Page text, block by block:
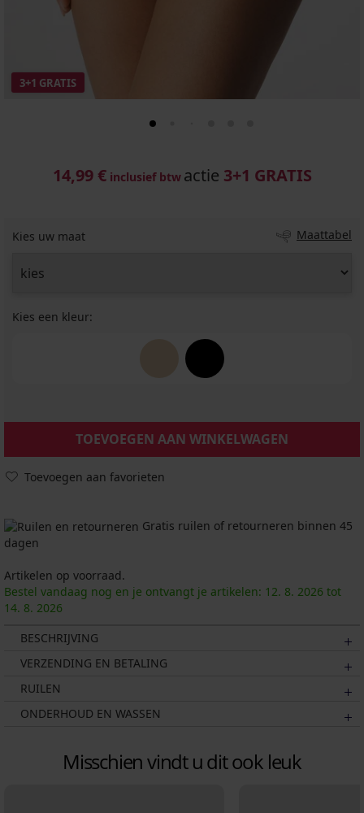
3+1 GRATIS
14,99 € inclusief btw actie 3+1 GRATIS
Kies uw maat Maattabel
Kies een kleur:
TOEVOEGEN AAN WINKELWAGEN
Toevoegen aan favorieten
Gratis ruilen of retourneren binnen 45
dagen
Artikelen op voorraad.
Bestel vandaag nog en je ontvangt je artikelen: 12. 8. 2026 tot
14. 8. 2026
BESCHRIJVING
VERZENDING EN BETALING
RUILEN
ONDERHOUD EN WASSEN
Misschien vindt u dit ook leuk